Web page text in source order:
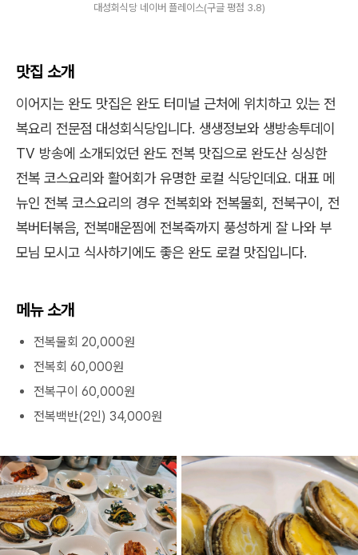
대성회식당 네이버 플레이스(구글 평점 3.8)
맛집 소개
이어지는 완도 맛집은 완도 터미널 근처에 위치하고 있는 전
복요리 전문점 대성회식당입니다. 생생정보와 생방송투데이
TV 방송에 소개되었던 완도 전복 맛집으로 완도산 싱싱한
전복 코스요리와 활어회가 유명한 로컬 식당인데요. 대표 메
뉴인 전복 코스요리의 경우 전복회와 전복물회, 전북구이, 전
복버터볶음, 전복매운찜에 전복죽까지 풍성하게 잘 나와 부
모님 모시고 식사하기에도 좋은 완도 로컬 맛집입니다.
메뉴 소개
전복물회 20,000원
전복회 60,000원
전복구이 60,000원
전복백반(2인) 34,000원